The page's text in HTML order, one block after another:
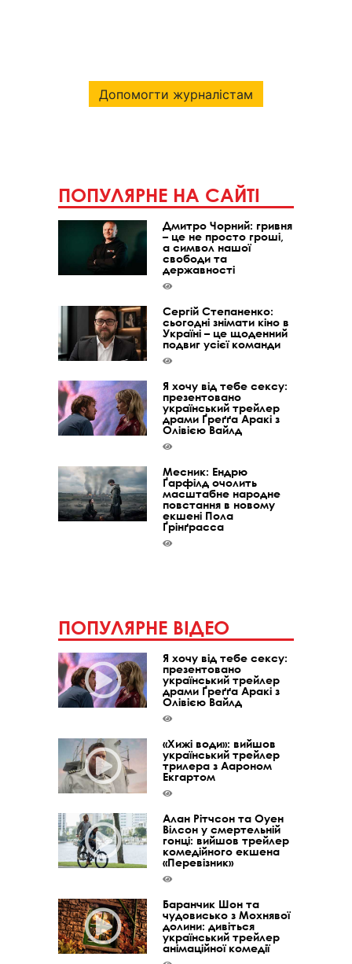
Допомогти журналістам
ПОПУЛЯРНЕ НА САЙТІ
Дмитро Чорний: гривня
– це не просто гроші,
а символ нашої
свободи та
державності
Сергій Степаненко:
сьогодні знімати кіно в
Україні – це щоденний
подвиг усієї команди
Я хочу від тебе сексу:
презентовано
український трейлер
драми Ґреґґа Аракі з
Олівією Вайлд
Месник: Ендрю
Ґарфілд очолить
масштабне народне
повстання в новому
екшені Пола
Ґрінґрасса
ПОПУЛЯРНЕ ВІДЕО
Я хочу від тебе сексу:
презентовано
український трейлер
драми Ґреґґа Аракі з
Олівією Вайлд
«Хижі води»: вийшов
український трейлер
трилера з Аароном
Екгартом
Алан Рітчсон та Оуен
Вілсон у смертельній
гонці: вийшов трейлер
комедійного екшена
«Перевізник»
Баранчик Шон та
чудовисько з Мохнявої
долини: дивіться
український трейлер
анімаційної комедії